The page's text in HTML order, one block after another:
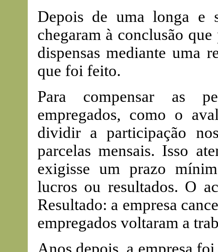
Depois de uma longa e
chegaram à conclusão
dispensas mediante uma
que foi feito.
Para compensar as
empregados, como o
dividir a participação
parcelas mensais. Isso
exigisse um prazo
lucros ou resultados. O
Resultado: a empresa
empregados voltaram a